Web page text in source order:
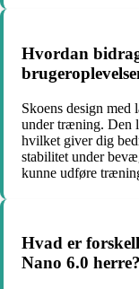
Hvordan
Skoens design med
under træning. Den
hvilket giver dig
stabilitet under
kunne udføre
Hvad er
Nano 6.0 herre?